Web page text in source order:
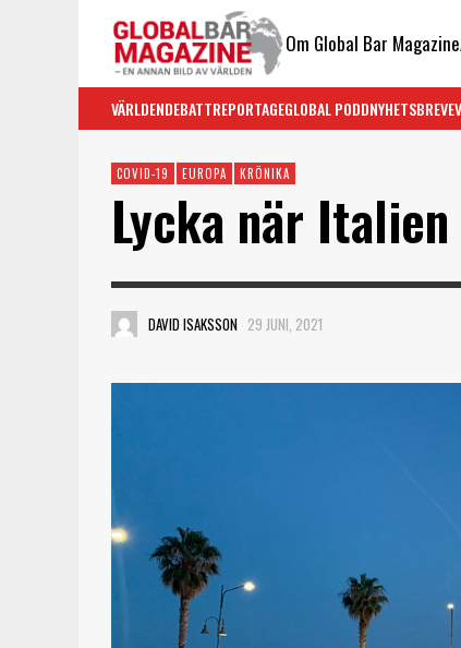
Om Global Bar Magazine
VÄRLDENDEBATTREPORTAGEGLOBAL PODDNYHETSBREV
COVID-19 EUROPA KRÖNIKA
Lycka när
DAVID ISAKSSON 29 JUNI, 2021